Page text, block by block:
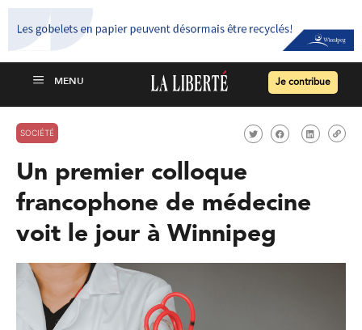
Je contribue
SOCIÉTÉ
Un premier colloque
francophone de médecine
voit le jour à Winnipeg